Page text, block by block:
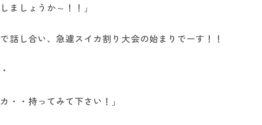
ましょうか～！！」
し合い、急遽スイカ割り大会の始まりでーす！！
・・持ってみて下さい！」